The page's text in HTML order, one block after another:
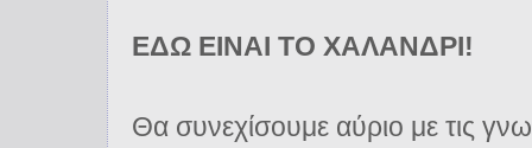
ΕΔΩ ΕΙΝΑΙ ΤΟ ΧΑΛΑΝΔΡΙ!
Θα συνεχίσουμε αύριο με τις